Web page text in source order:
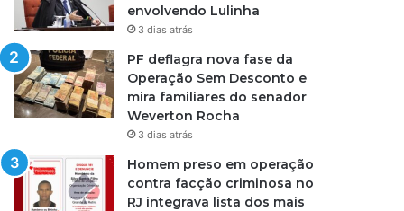
envolvendo Lulinha
3 dias atrás
PF deflagra nova fase da
Operação Sem Desconto e
mira familiares do senador
Weverton Rocha
3 dias atrás
Homem preso em operação
contra facção criminosa no
RJ integrava lista dos mais